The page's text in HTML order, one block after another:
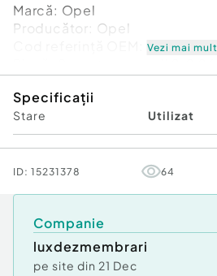
Marcă: Opel
Producător: Opel
Cod referinţă OEM: 48777851
Vezi mai mult
Specificații
Stare Utilizat
ID: 15231378 64
Companie
luxdezmembrari
pe site din 21 Dec